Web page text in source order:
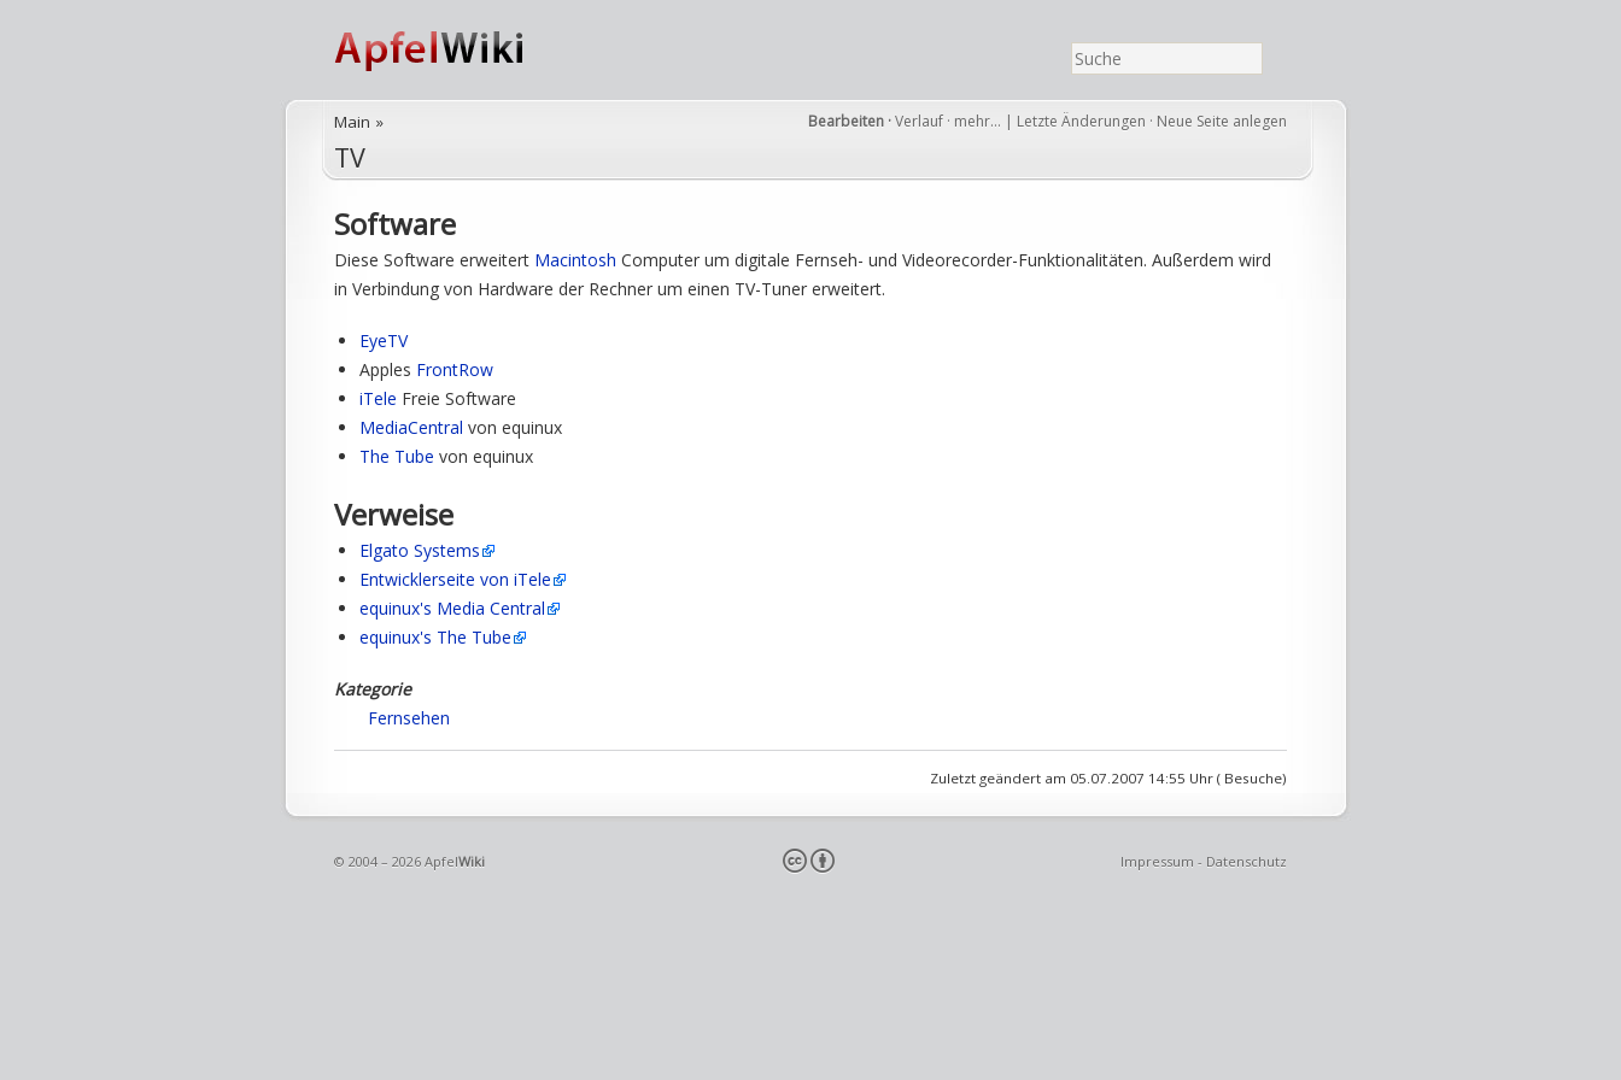
Bearbeiten ·Verlauf · mehr… | Letzte Änderungen · Neue Seite anlegen
Main »
TV
Software
Diese Software erweitert Macintosh Computer um digitale Fernseh- und Videorecorder-Funktionalitäten. Außerdem wird
in Verbindung von Hardware der Rechner um einen TV-Tuner erweitert.
EyeTV
Apples FrontRow
iTele Freie Software
MediaCentral von equinux
The Tube von equinux
Verweise
Elgato Systems
Entwicklerseite von iTele
equinux's Media Central
equinux's The Tube
Kategorie
Fernsehen
Zuletzt geändert am 05.07.2007 14:55 Uhr ( Besuche)
© 2004 – 2026 ApfelWiki Impressum - Datenschutz
cb